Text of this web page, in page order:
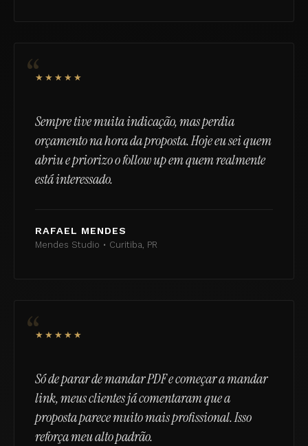
“★★★★★
Sempre tive muita indicação, mas perdia
orçamento na hora da proposta. Hoje eu sei quem
abriu e priorizo o follow up em quem realmente
está interessado.
RAFAEL MENDES
Mendes Studio • Curitiba, PR
“★★★★★
Só de parar de mandar PDF e começar a mandar
link, meus clientes já comentaram que a
proposta parece muito mais profissional. Isso
reforça meu alto padrão.